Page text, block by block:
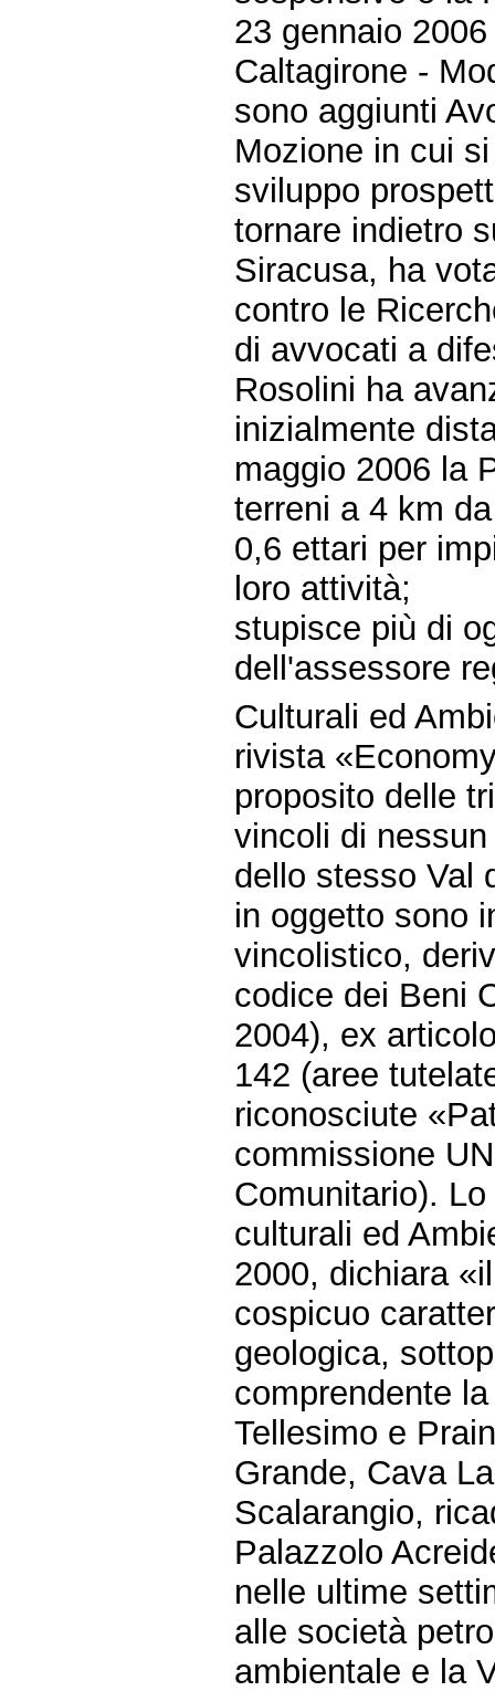
23 gennaio
Caltagirone -
sono aggiunti
Mozione in cui
sviluppo
tornare indietro
Siracusa, ha
contro le
di avvocati a
Rosolini ha
inizialmente
maggio 2006 la
terreni a 4 km
0,6 ettari per
loro attività;
stupisce più di
dell'assessore
Culturali ed
rivista
proposito delle
vincoli di
dello stesso Val
in oggetto sono
vincolistico,
codice dei Beni
2004), ex
142 (aree
riconosciute
commissione
Comunitario).
culturali ed
2000, dichiara
cospicuo
geologica,
comprendente
Tellesimo e
Grande, Cava
Scalarangio,
Palazzolo
nelle ultime
alle società
ambientale e la